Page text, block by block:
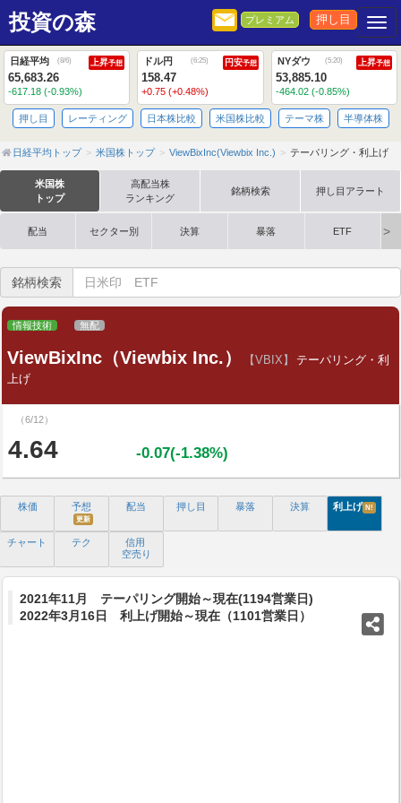
投資の森 プレミアム 押し目
日経平均 (8/6) 上昇予想
65,683.26
-617.18 (-0.93%)
ドル円 (6:25) 円安予想
158.47
+0.75 (+0.48%)
NYダウ (5:20) 上昇予想
53,885.10
-464.02 (-0.85%)
押し目 レーティング 日本株比較 米国株比較 テーマ株 半導体株
日経平均トップ 米国株トップ ViewBixInc(Viewbix Inc.) テーパリング・利上げ
米国株
トップ
高配当株
ランキング
銘柄検索 押し目アラート
配当 セクター別 決算 暴落 ETF
銘柄検索
情報技術 無配
ViewBixInc（Viewbix Inc.） 【VBIX】
テーパリング・利
上げ
（6/12）
4.64 -0.07(-1.38%)
株価 予想
更新
配当 押し目 暴落 決算 利上げ N!
チャート テク
信用
空売り
2021年11月 テーパリング開始～現在(1194営業日)
2022年3月16日 利上げ開始～現在（1101営業日）